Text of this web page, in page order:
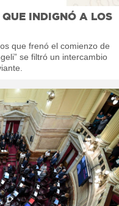
INDIGNÓ A LOS
que frenó el comienzo de
se filtró un intercambio